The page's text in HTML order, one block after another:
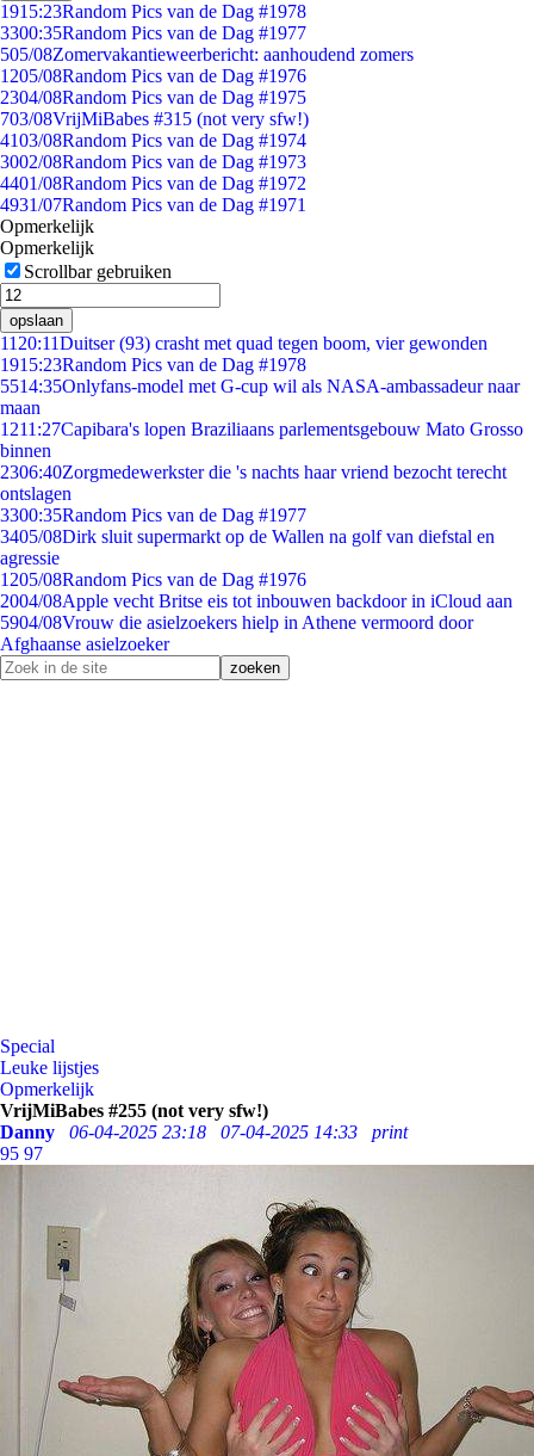
1915:23Random Pics van de Dag #1978
3300:35Random Pics van de Dag #1977
505/08Zomervakantieweerbericht: aanhoudend zomers
1205/08Random Pics van de Dag #1976
2304/08Random Pics van de Dag #1975
703/08VrijMiBabes #315 (not very sfw!)
4103/08Random Pics van de Dag #1974
3002/08Random Pics van de Dag #1973
4401/08Random Pics van de Dag #1972
4931/07Random Pics van de Dag #1971
Opmerkelijk
Opmerkelijk
Scrollbar gebruiken
opslaan
11 20:11Duitser (93) crasht met quad tegen boom, vier gewonden
1915:23Random Pics van de Dag #1978
5514:35Onlyfans-model met G-cup wil als NASA-ambassadeur naar
maan
1211:27Capibara's lopen Braziliaans parlementsgebouw Mato Grosso
binnen
2306:40Zorgmedewerkster die 's nachts haar vriend bezocht terecht
ontslagen
3300:35Random Pics van de Dag #1977
3405/08Dirk sluit supermarkt op de Wallen na golf van diefstal en
agressie
1205/08Random Pics van de Dag #1976
2004/08Apple vecht Britse eis tot inbouwen backdoor in iCloud aan
5904/08Vrouw die asielzoekers hielp in Athene vermoord door
Afghaanse asielzoeker
Special
Leuke lijstjes
Opmerkelijk
VrijMiBabes #255 (not very sfw!)
Danny
06-04-2025 23:18 07-04-2025 14:33
print
95 97